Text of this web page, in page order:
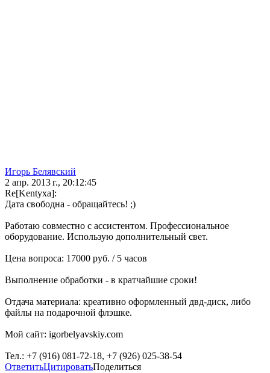
Игорь Белявский
2 апр. 2013 г., 20:12:45
Re[Kentyxa]:
Дата свободна - обращайтесь! ;)
Работаю совместно с ассистентом. Профессиональное
оборудование. Использую дополнительный свет.
Цена вопроса: 17000 руб. / 5 часов
Выполнение обработки - в кратчайшие сроки!
Отдача материала: креативно оформленный двд-диск, либо
файлы на подарочной флэшке.
Мой сайт: igorbelyavskiy.com
Тел.: +7 (916) 081-72-18, +7 (926) 025-38-54
ОтветитьЦитироватьПоделиться